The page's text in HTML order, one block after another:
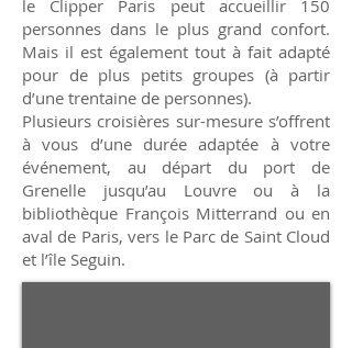
le Clipper Paris peut accueillir 150
personnes dans le plus grand confort.
Mais il est également tout à fait adapté
pour de plus petits groupes (à partir
d’une trentaine de personnes).
Plusieurs croisières sur-mesure s’offrent
à vous d’une durée adaptée à votre
événement, au départ du port de
Grenelle jusqu’au Louvre ou à la
bibliothèque François Mitterrand ou en
aval de Paris, vers le Parc de Saint Cloud
et l’île Seguin.